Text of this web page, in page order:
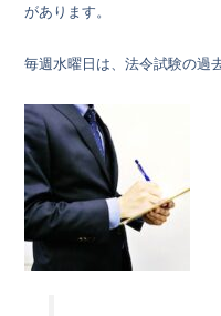
があります。
毎週水曜日は、法令試験の過